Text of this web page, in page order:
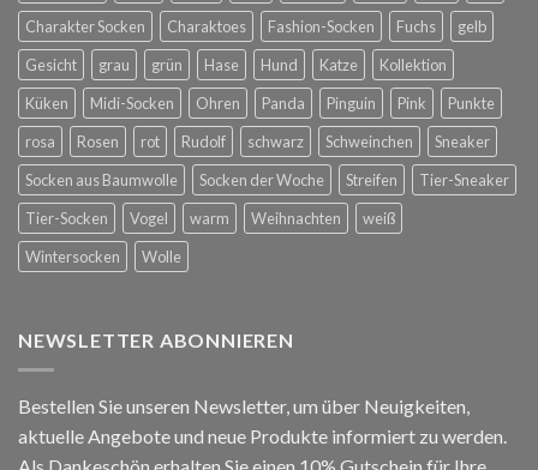
Charakter Socken
Charaktoes Fashion-Socken Fuchs
gelb
Gesicht
grau grün Hase Hund Katze
Kollektion
Küken
Midi-Socken Ohren Panda Pinguin Pink
Punkte
rosa
Rosen rot Rudolf schwarz Schweinchen
Sneaker
Socken aus Baumwolle
Socken der Woche Streifen
Tier-Sneaker
Tier-Socken
Vogel warm Weihnachten
weiß
Wintersocken
Wolle
NEWSLETTER ABONNIEREN
Bestellen Sie unseren Newsletter, um über Neuigkeiten,
aktuelle Angebote und neue Produkte informiert zu werden.